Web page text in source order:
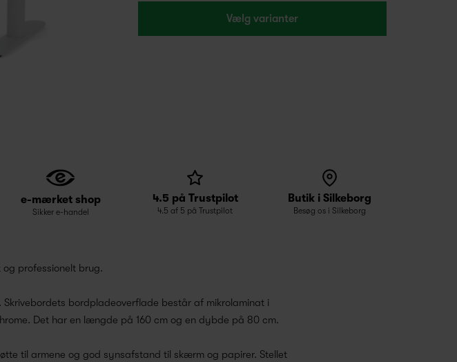
Vælg varianter
e-mærket shop
Sikker e-handel
4.5 på Trustpilot
4.5 af 5 på Trustpilot
Butik i Silkeborg
Besøg os i Silkeborg
professionelt brug.
bordpladeoverflade består af mikrolaminat i
Det har en længde på 160 cm og en dybde på 80 cm.
til armene og god synsafstand til skærm og papirer. Stellet